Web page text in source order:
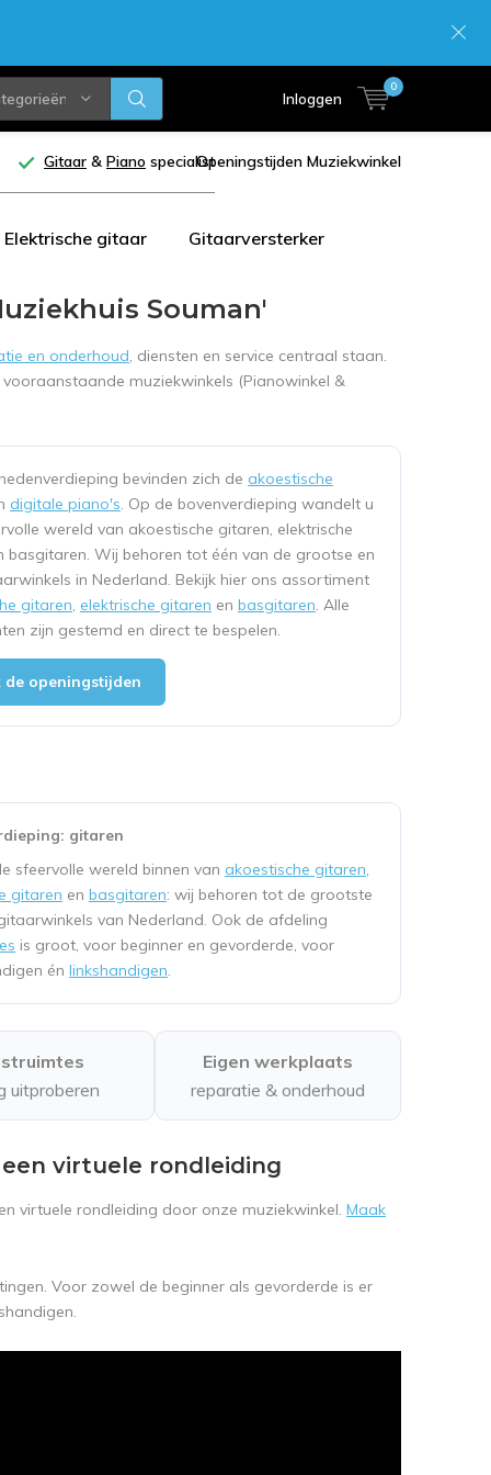
Inloggen
0
Gitaar & Piano specialistOpeningstijden Muziekwinkel
Elektrische gitaar Gitaarversterker
Souman'
en onderhoud, diensten en service centraal staan.
muziekwinkels (Pianowinkel &
bevinden zich de akoestische
digitale piano's. Op de bovenverdieping wandelt u
wereld van akoestische gitaren, elektrische
basgitaren. Wij behoren tot één van de grootse en
in Nederland. Bekijk hier ons assortiment
gitaren, elektrische gitaren en basgitaren. Alle
zijn gestemd en direct te bespelen.
de openingstijden
gitaren
sfeervolle wereld binnen van akoestische gitaren,
gitaren en basgitaren: wij behoren tot de grootste
van Nederland. Ook de afdeling
is groot, voor beginner en gevorderde, voor
én linkshandigen.
uitproberen
Eigen werkplaats
reparatie & onderhoud
virtuele rondleiding
virtuele rondleiding door onze muziekwinkel. Maak
Voor zowel de beginner als gevorderde is er